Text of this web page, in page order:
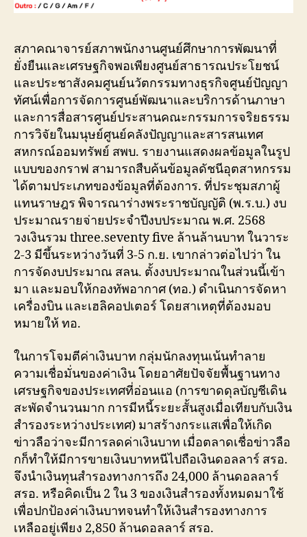
สภาคณาจารย์สภาพนักงานศูนย์ศึกษาการพัฒนาที่
ยั่งยืนและเศรษฐกิจพอเพียงศูนย์สาธารณประโยชน์
และประชาสังคมศูนย์นวัตกรรมทางธุรกิจศูนย์ปัญญา
ทัศน์เพื่อการจัดการศูนย์พัฒนาและบริการด้านภาษา
และการสื่อสารศูนย์ประสานคณะกรรมการจริยธรรม
การวิจัยในมนุษย์ศูนย์คลังปัญญาและสารสนเทศ
สหกรณ์ออมทรัพย์ สพบ. รายงานแสดงผลข้อมูลในรูป
แบบของกราฟ สามารถสืบค้นข้อมูลดัชนีอุตสาหกรรม
ได้ตามประเภทของข้อมูลที่ต้องการ. ที่ประชุมสภาผู้
แทนราษฎร พิจารณาร่างพระราชบัญญัติ (พ.ร.บ.) งบ
ประมาณรายจ่ายประจำปีงบประมาณ พ.ศ. 2568
วงเงินรวม three.seventy five ล้านล้านบาท ในวาระ
2-3 มีขึ้นระหว่างวันที่ 3-5 ก.ย. เขากล่าวต่อไปว่า ใน
การจัดงบประมาณ สลน. ตั้งงบประมาณในส่วนนี้เข้า
มา และมอบให้กองทัพอากาศ (ทอ.) ดำเนินการจัดหา
เครื่องบิน และเฮลิคอปเตอร์ โดยสาเหตุที่ต้องมอบ
หมายให้ ทอ.
ในการโจมตีค่าเงินบาท กลุ่มนักลงทุนเน้นทำลาย
ความเชื่อมั่นของค่าเงิน โดยอาศัยปัจจัยพื้นฐานทาง
เศรษฐกิจของประเทศที่อ่อนแอ (การขาดดุลบัญชีเดิน
สะพัดจำนวนมาก การมีหนี้ระยะสั้นสูงเมื่อเทียบกับเงิน
สำรองระหว่างประเทศ) มาสร้างกระแสเพื่อให้เกิด
ข่าวลือว่าจะมีการลดค่าเงินบาท เมื่อตลาดเชื่อข่าวลือ
กก็ทำให้มีการขายเงินบาทหนีไปถือเงินดอลลาร์ สรอ.
จึงนำเงินทุนสำรองทางการถึง 24,000 ล้านดอลลาร์
สรอ. หรือคิดเป็น 2 ใน 3 ของเงินสำรองทั้งหมดมาใช้
เพื่อปกป้องค่าเงินบาทจนทำให้เงินสำรองทางการ
เหลืออยู่เพียง 2,850 ล้านดอลลาร์ สรอ.